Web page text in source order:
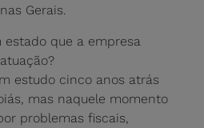
Gerais.
estado que a empresa
estudo cinco anos atrás
mas naquele momento
problemas fiscais,